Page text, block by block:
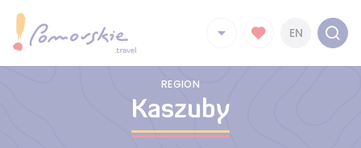
EN
REGION
Kaszuby